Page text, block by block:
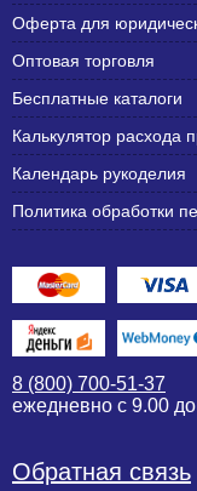
Оферта для
Оптовая торговля
Бесплатные каталоги
Калькулятор расхода
Календарь рукоделия
Политика обработки
8 (800) 700-51-37
ежедневно с 9.00
Обратная связь